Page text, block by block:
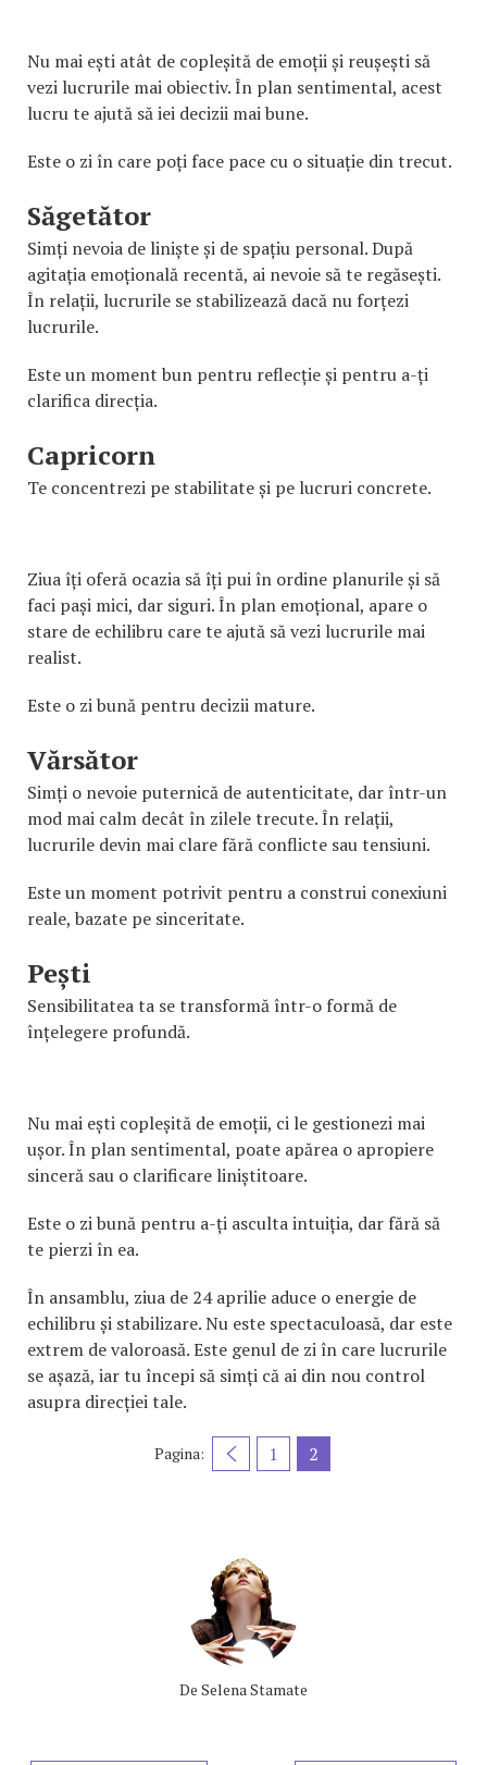
Nu mai ești atât de copleșită de emoții și reușești să
vezi lucrurile mai obiectiv. În plan sentimental, acest
lucru te ajută să iei decizii mai bune.
Este o zi în care poți face pace cu o situație din trecut.
Săgetător
Simți nevoia de liniște și de spațiu personal. După
agitația emoțională recentă, ai nevoie să te regăsești.
În relații, lucrurile se stabilizează dacă nu forțezi
lucrurile.
Este un moment bun pentru reflecție și pentru a-ți
clarifica direcția.
Capricorn
Te concentrezi pe stabilitate și pe lucruri concrete.
Ziua îți oferă ocazia să îți pui în ordine planurile și să
faci pași mici, dar siguri. În plan emoțional, apare o
stare de echilibru care te ajută să vezi lucrurile mai
realist.
Este o zi bună pentru decizii mature.
Vărsător
Simți o nevoie puternică de autenticitate, dar într-un
mod mai calm decât în zilele trecute. În relații,
lucrurile devin mai clare fără conflicte sau tensiuni.
Este un moment potrivit pentru a construi conexiuni
reale, bazate pe sinceritate.
Pești
Sensibilitatea ta se transformă într-o formă de
înțelegere profundă.
Nu mai ești copleșită de emoții, ci le gestionezi mai
ușor. În plan sentimental, poate apărea o apropiere
sinceră sau o clarificare liniștitoare.
Este o zi bună pentru a-ți asculta intuiția, dar fără să
te pierzi în ea.
În ansamblu, ziua de 24 aprilie aduce o energie de
echilibru și stabilizare. Nu este spectaculoasă, dar este
extrem de valoroasă. Este genul de zi în care lucrurile
se așază, iar tu începi să simți că ai din nou control
asupra direcției tale.
Pagina: 1 2
De Selena Stamate